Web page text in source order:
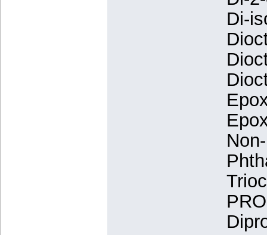
Di-